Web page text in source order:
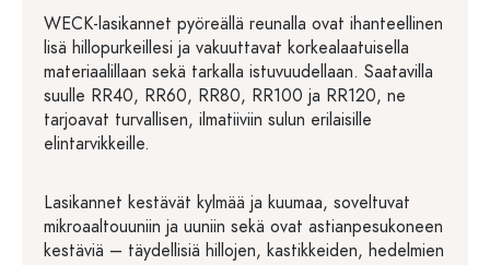
WECK-lasikannet pyöreällä reunalla ovat ihanteellinen
lisä hillopurkeillesi ja vakuuttavat korkealaatuisella
materiaalillaan sekä tarkalla istuvuudellaan. Saatavilla
suulle RR40, RR60, RR80, RR100 ja RR120, ne
tarjoavat turvallisen, ilmatiiviin sulun erilaisille
elintarvikkeille.
Lasikannet kestävät kylmää ja kuumaa, soveltuvat
mikroaaltouuniin ja uuniin sekä ovat astianpesukoneen
kestäviä – täydellisiä hillojen, kastikkeiden, hedelmien